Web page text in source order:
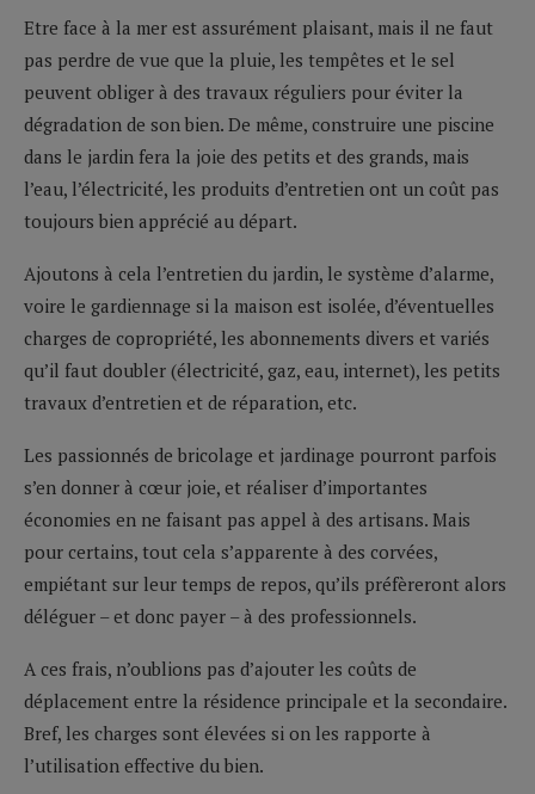
Etre face à la mer est assurément plaisant, mais il ne faut
pas perdre de vue que la pluie, les tempêtes et le sel
peuvent obliger à des travaux réguliers pour éviter la
dégradation de son bien. De même, construire une piscine
dans le jardin fera la joie des petits et des grands, mais
l’eau, l’électricité, les produits d’entretien ont un coût pas
toujours bien apprécié au départ.
Ajoutons à cela l’entretien du jardin, le système d’alarme,
voire le gardiennage si la maison est isolée, d’éventuelles
charges de copropriété, les abonnements divers et variés
qu’il faut doubler (électricité, gaz, eau, internet), les petits
travaux d’entretien et de réparation, etc.
Les passionnés de bricolage et jardinage pourront parfois
s’en donner à cœur joie, et réaliser d’importantes
économies en ne faisant pas appel à des artisans. Mais
pour certains, tout cela s’apparente à des corvées,
empiétant sur leur temps de repos, qu’ils préfèreront alors
déléguer – et donc payer – à des professionnels.
A ces frais, n’oublions pas d’ajouter les coûts de
déplacement entre la résidence principale et la secondaire.
Bref, les charges sont élevées si on les rapporte à
l’utilisation effective du bien.